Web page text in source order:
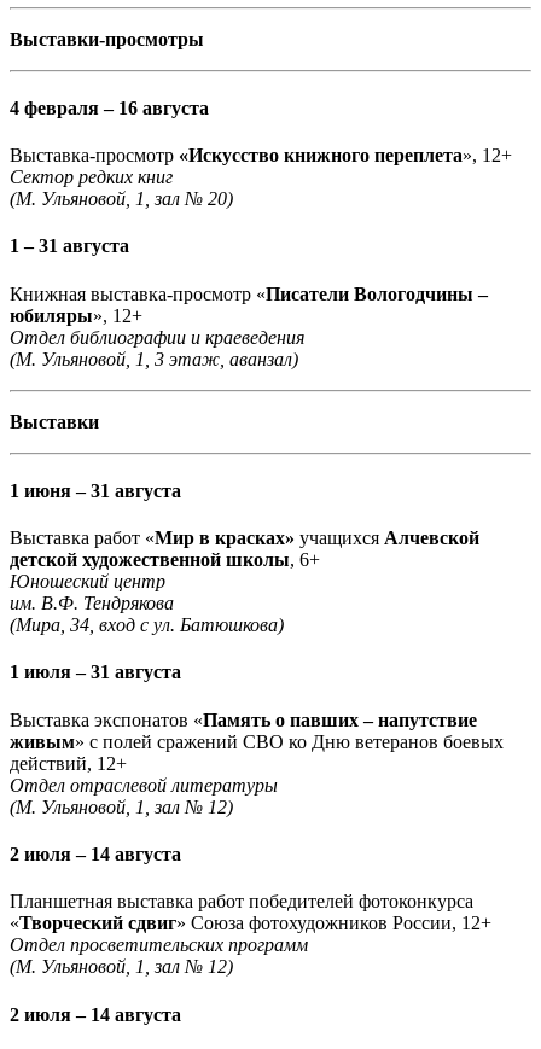
Выставки-просмотры
4 февраля – 16 августа
Выставка-просмотр «Искусство книжного переплета», 12+
Сектор редких книг
(М. Ульяновой, 1, зал № 20)
1 – 31 августа
Книжная выставка-просмотр «Писатели Вологодчины –
юбиляры», 12+
Отдел библиографии и краеведения
(М. Ульяновой, 1, 3 этаж, аванзал)
Выставки
1 июня – 31 августа
Выставка работ «Мир в красках» учащихся Алчевской
детской художественной школы, 6+
Юношеский центр
им. В.Ф. Тендрякова
(Мира, 34, вход с ул. Батюшкова)
1 июля – 31 августа
Выставка экспонатов «Память о павших – напутствие
живым» с полей сражений СВО ко Дню ветеранов боевых
действий, 12+
Отдел отраслевой литературы
(М. Ульяновой, 1, зал № 12)
2 июля – 14 августа
Планшетная выставка работ победителей фотоконкурса
«Творческий сдвиг» Союза фотохудожников России, 12+
Отдел просветительских программ
(М. Ульяновой, 1, зал № 12)
2 июля – 14 августа